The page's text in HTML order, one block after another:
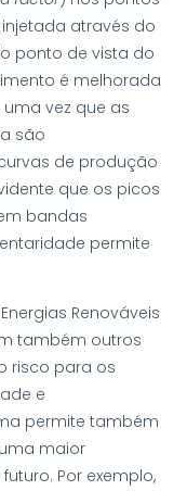
através do
ponto de vista do
é melhorada
vez que as
são
de produção
que os picos
bandas
permite
Renováveis
também outros
risco para os
e
permite também
maior
Por exemplo,